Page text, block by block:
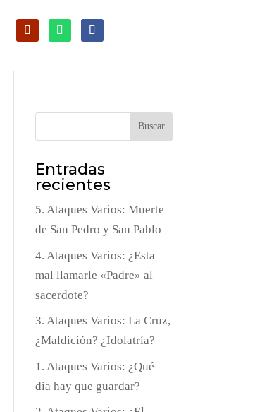
Buscar
Entradas
recientes
5. Ataques Varios: Muerte
de San Pedro y San Pablo
4. Ataques Varios: ¿Esta
mal llamarle «Padre» al
sacerdote?
3. Ataques Varios: La Cruz,
¿Maldición? ¿Idolatría?
1. Ataques Varios: ¿Qué
dia hay que guardar?